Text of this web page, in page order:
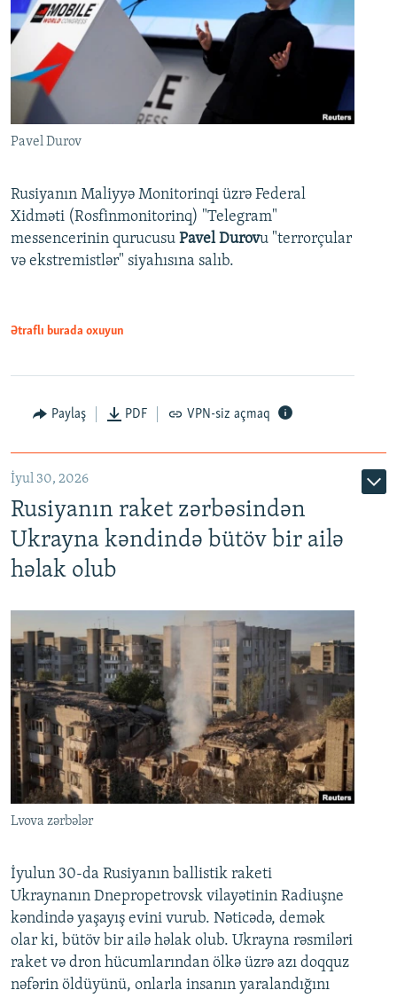
Pavel Durov
Rusiyanın Maliyyə Monitorinqi üzrə Federal
Xidməti (Rosfinmonitorinq) "Telegram"
messencerinin qurucusu Pavel Durovu "terrorçular
və ekstremistlər" siyahısına salıb.
Ətraflı burada oxuyun
Paylaş PDF VPN-siz açmaq
İyul 30, 2026
Rusiyanın raket zərbəsindən
Ukrayna kəndində bütöv bir ailə
həlak olub
Lvova zərbələr
İyulun 30-da Rusiyanın ballistik raketi
Ukraynanın Dnepropetrovsk vilayətinin Radiuşne
kəndində yaşayış evini vurub. Nəticədə, demək
olar ki, bütöv bir ailə həlak olub. Ukrayna rəsmiləri
raket və dron hücumlarından ölkə üzrə azı doqquz
nəfərin öldüyünü, onlarla insanın yaralandığını